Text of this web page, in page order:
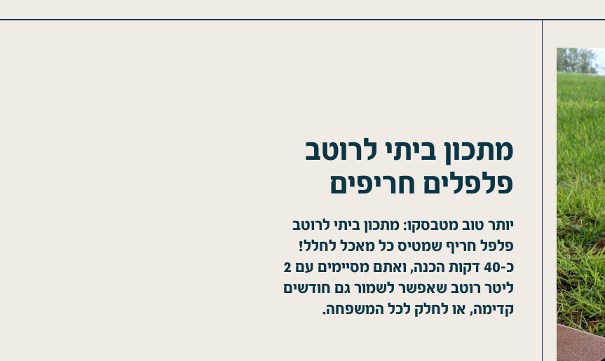
מתכון ביתי לרוטב
פלפלים חריפים
יותר טוב מטבסקו: מתכון ביתי לרוטב
פלפל חריף שמטיס כל מאכל לחלל!
כ-40 דקות הכנה, ואתם מסיימים עם 2
ליטר רוטב שאפשר לשמור גם חודשים
קדימה, או לחלק לכל המשפחה.